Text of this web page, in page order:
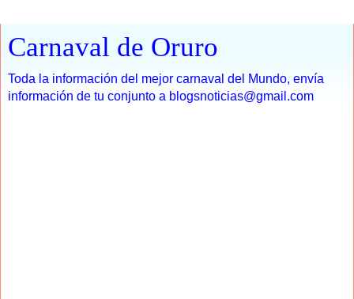
Carnaval de Oruro
Toda la información del mejor carnaval del Mundo, envía
información de tu conjunto a blogsnoticias@gmail.com